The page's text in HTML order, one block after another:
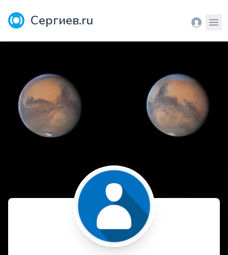
Сергиев.ru Вход